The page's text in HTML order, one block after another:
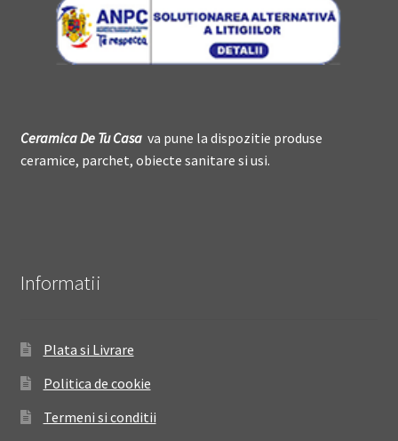
Ceramica DeTu Casava pune la dispozitie produse
ceramice, parchet, obiecte sanitare si usi.
Informatii
Plata si Livrare
Politica de cookie
Termeni si conditii